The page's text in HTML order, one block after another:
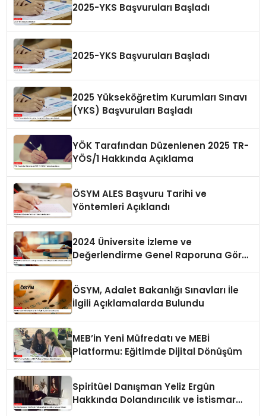
2025-YKS Başvuruları Başladı
2025-YKS Başvuruları Başladı
2025 Yükseköğretim Kurumları Sınavı
(YKS) Başvuruları Başladı
YÖK Tarafından Düzenlenen 2025 TR-
YÖS/1 Hakkında Açıklama
ÖSYM ALES Başvuru Tarihi ve
Yöntemleri Açıklandı
2024 Üniversite İzleme ve
Değerlendirme Genel Raporuna Göre
ÖSYM, Adalet Bakanlığı Sınavları İle
İlgili Açıklamalarda Bulundu
MEB’in Yeni Müfredatı ve MEBİ
Platformu: Eğitimde Dijital Dönüşüm
Spiritüel Danışman Yeliz Ergün
Hakkında Dolandırıcılık ve İstismar